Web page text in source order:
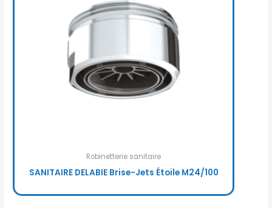
Robinetterie sanitaire
SANITAIRE DELABIE Brise-Jets Étoile M24/100